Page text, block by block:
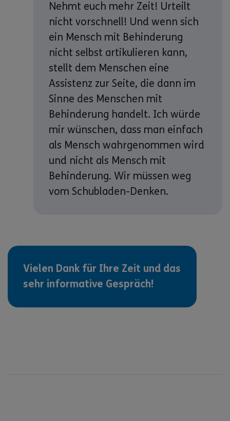
Nehmt euch mehr Zeit! Urteilt
nicht vorschnell! Und wenn sich
ein Mensch mit Behinderung
nicht selbst artikulieren kann,
stellt dem Menschen eine
Assistenz zur Seite, die dann im
Sinne des Menschen mit
Behinderung handelt. Ich würde
mir wünschen, dass man einfach
als Mensch wahrgenommen wird
und nicht als Mensch mit
Behinderung. Wir müssen weg
vom Schubladen-Denken.
Vielen Dank für Ihre Zeit und das
sehr informative Gespräch!